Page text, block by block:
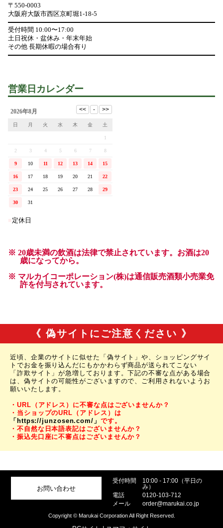
《 偽サイトにご注意ください 》
近頃、企業のサイトに似せた「偽サイト」や、ショッピングサイ
トでお金を振り込んだにもかかわらず商品が送られてこない
「詐欺サイト」が急増しております。下記の不審な点がある場合
は、偽サイトの可能性がございますので、ご利用されないようお
願いいたします。
・URL（アドレス）に不審な点はございませんか？
・当ショップのURL（アドレス）は
「https://junzosen.com/」 です。
・不自然な日本語表記はございませんか？
・振込先口座に不審点はございませんか？
お問い合わせ
受付時間
10:00 - 17:00（平日の
み）
電話
0120-103-712
メール
order@marukai.co.jp
Copyright © Marukai Corporation All Right Reserved.